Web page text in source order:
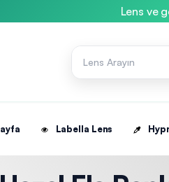
Lens ve
Labella Lens